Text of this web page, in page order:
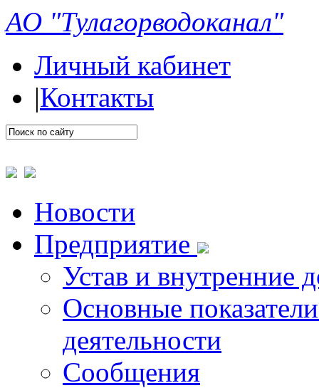
АО "Тулагорводоканал"
Личный кабинет
|Контакты
Новости
Предприятие
Устав и внутренние
Основные
деятельности
Сообщения